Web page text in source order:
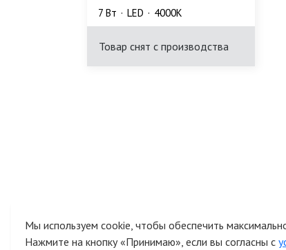
7 Bт LED 4000K
Товар снят с производства
Мы используем cookie, чтобы обеспечить
Нажмите на кнопку «Принимаю», если вы согласны с